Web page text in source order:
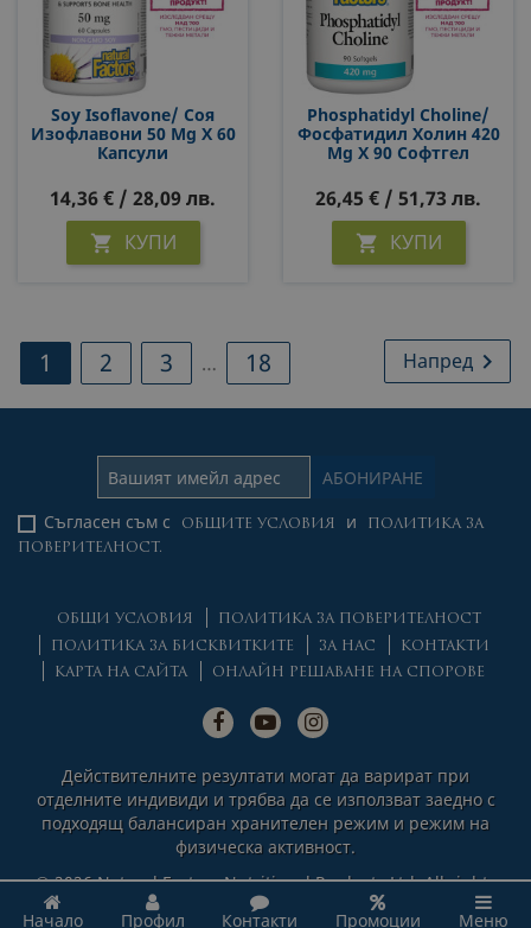
Soy Isoflavone/ Соя
Изофлавони 50 Mg Х 60
Капсули
14,36 € / 28,09 лв.
 КУПИ
Phosphatidyl Choline/
Фосфатидил Холин 420
Mg Х 90 Софтгел
26,45 € / 51,73 лв.
 КУПИ
1 2 3 … 18 Напред 
Съгласен съм с ОБЩИТЕ УСЛОВИЯ и
ПОЛИТИКА ЗА
ПОВЕРИТЕЛНОСТ.
ОБЩИ УСЛОВИЯ
ПОЛИТИКА ЗА ПОВЕРИТЕЛНОСТ
ПОЛИТИКА ЗА БИСКВИТКИТЕ
ЗА НАС
КОНТАКТИ
КАРТА НА САЙТА
ОНЛАЙН РЕШАВАНЕ НА СПОРОВЕ
Начало Профил Контакти Промоции Меню
Действителните резултати могат да варират при
отделните индивиди и трябва да се използват заедно с
подходящ балансиран хранителен режим и режим на
физическа активност.
© 2026 Natural Factors Nutritional Products Ltd. All rights
reserved.